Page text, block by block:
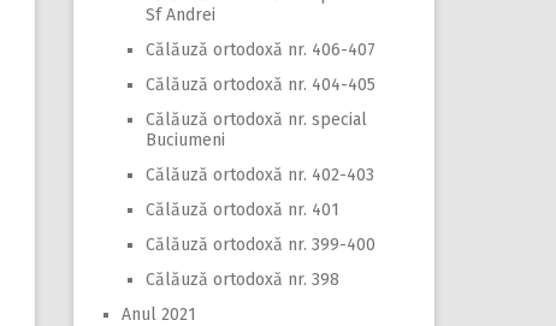
Sf Andrei
Călăuză ortodoxă nr. 406-407
Călăuză ortodoxă nr. 404-405
Călăuză ortodoxă nr. special
Buciumeni
Călăuză ortodoxă nr. 402-403
Călăuză ortodoxă nr. 401
Călăuză ortodoxă nr. 399-400
Călăuză ortodoxă nr. 398
Anul 2021